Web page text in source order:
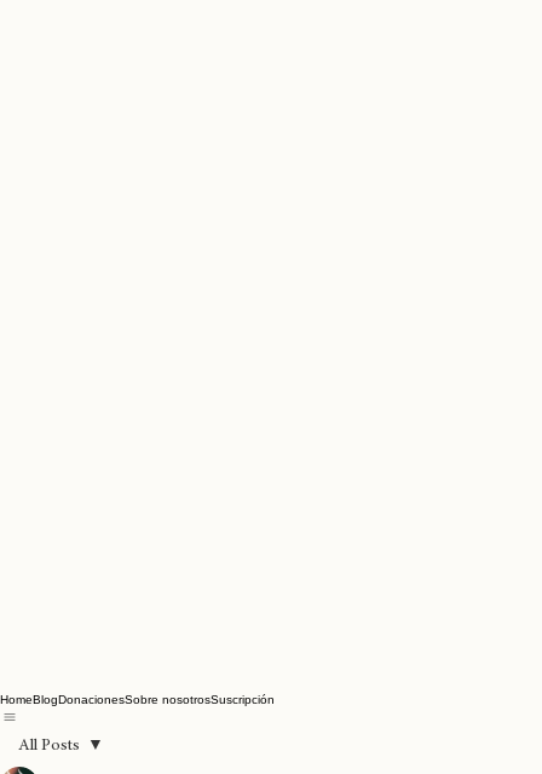
HomeBlogDonaciones